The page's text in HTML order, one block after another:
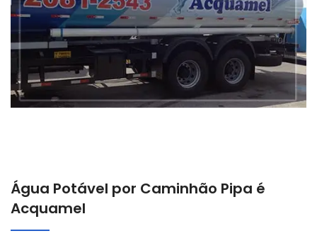
Água Potável por Caminhão Pipa é
Acquamel